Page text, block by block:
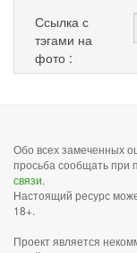
Ссылка с
тэгами на
фото :
Обо всех замеченных
просьба сообщать
связи.
Настоящий ресурс
18+.
Проект является